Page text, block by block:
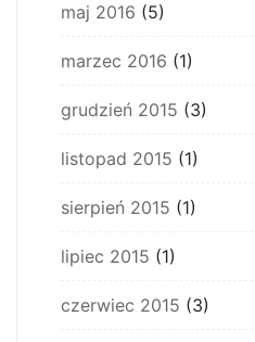
maj 2016 (5)
marzec 2016 (1)
grudzień 2015 (3)
listopad 2015 (1)
sierpień 2015 (1)
lipiec 2015 (1)
czerwiec 2015 (3)